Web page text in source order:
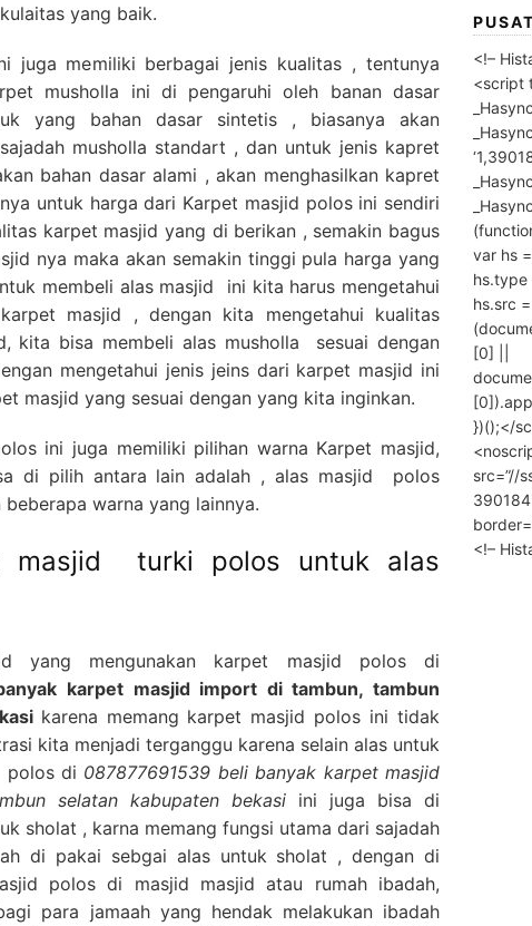
yang baik.
juga memiliki berbagai jenis kualitas , tentunya
musholla ini di pengaruhi oleh banan dasar
yang bahan dasar sintetis , biasanya akan
musholla standart , dan untuk jenis kapret
bahan dasar alami , akan menghasilkan kapret
untuk harga dari Karpet masjid polos ini sendiri
karpet masjid yang di berikan , semakin bagus
nya maka akan semakin tinggi pula harga yang
membeli alas masjid ini kita harus mengetahui
masjid , dengan kita mengetahui kualitas
kita bisa membeli alas musholla sesuai dengan
mengetahui jenis jeins dari karpet masjid ini
masjid yang sesuai dengan yang kita inginkan.
ini juga memiliki pilihan warna Karpet masjid,
di pilih antara lain adalah , alas masjid polos
warna yang lainnya.
masjid turki polos untuk alas
yang mengunakan karpet masjid polos di
karpet masjid import di tambun, tambun
karena memang karpet masjid polos ini tidak
kita menjadi terganggu karena selain alas untuk
polos di 087877691539 beli banyak karpet masjid
selatan kabupaten bekasi ini juga bisa di
sholat , karna memang fungsi utama dari sajadah
di pakai sebgai alas untuk sholat , dengan di
polos di masjid masjid atau rumah ibadah,
para jamaah yang hendak melakukan ibadah
<!–
<script
var hs
hs.type
hs.src
[0] ||
})();</
src=”//
<!–